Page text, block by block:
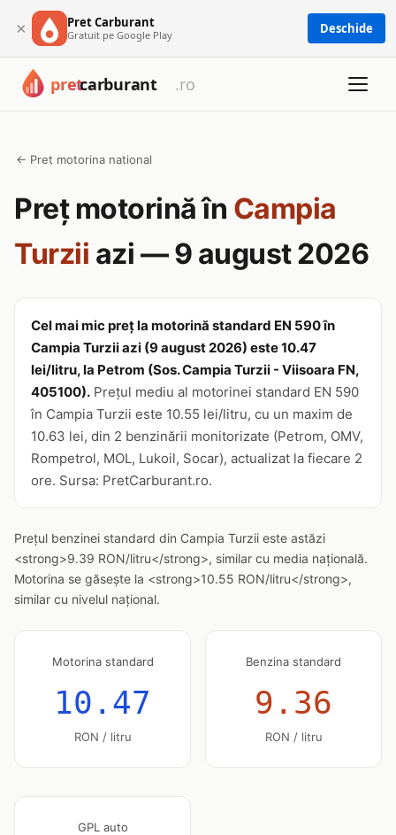
× Pret Carburant
Gratuit pe Google Play Deschide
← Pret motorina national
Preț motorină în Campia
Turzii azi — 9 august 2026
Cel mai mic preț la motorină standard EN 590 în
Campia Turzii azi (9 august 2026) este 10.47
lei/litru, la Petrom (Sos. Campia Turzii - Viisoara FN,
405100). Prețul mediu al motorinei standard EN 590
în Campia Turzii este 10.55 lei/litru, cu un maxim de
10.63 lei, din 2 benzinării monitorizate (Petrom, OMV,
Rompetrol, MOL, Lukoil, Socar), actualizat la fiecare 2
ore. Sursa: PretCarburant.ro.
Prețul benzinei standard din Campia Turzii este astăzi
<strong>9.39 RON/litru</strong>, similar cu media națională.
Motorina se găsește la <strong>10.55 RON/litru</strong>,
similar cu nivelul național.
Motorina standard
10.47
RON / litru
Benzina standard
9.36
RON / litru
GPL auto